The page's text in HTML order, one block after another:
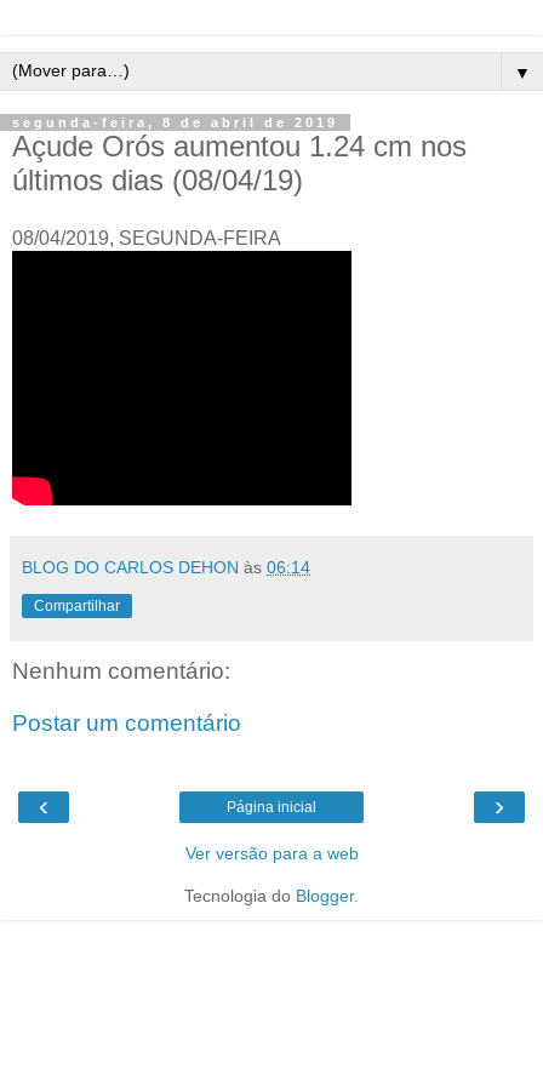
▼
segunda-feira, 8 de abril de 2019
Açude Orós aumentou 1.24 cm nos
últimos dias (08/04/19)
08/04/2019, SEGUNDA-FEIRA
BLOG DO CARLOS DEHON às 06:14
Compartilhar
Nenhum comentário:
Postar um comentário
‹ ›
Página inicial
Ver versão para a web
Tecnologia do Blogger.